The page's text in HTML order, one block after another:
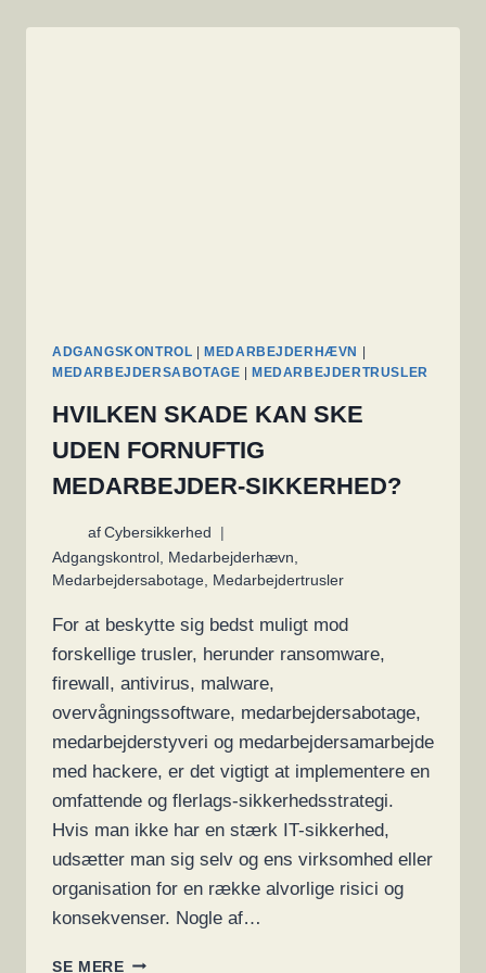
ADGANGSKONTROL MEDARBEJDERHÆVN
MEDARBEJDERSABOTAGE
MEDARBEJDERTRUSLER
HVILKEN SKADE KAN SKE
UDEN FORNUFTIG
MEDARBEJDER-SIKKERHED?
af Cybersikkerhed
Adgangskontrol Medarbejderhævn
Medarbejdersabotage Medarbejdertrusler
For at beskytte sig bedst muligt mod
forskellige trusler, herunder ransomware,
firewall, antivirus, malware,
overvågningssoftware, medarbejdersabotage,
medarbejderstyveri og medarbejdersamarbejde
med hackere, er det vigtigt at implementere en
omfattende og flerlags-sikkerhedsstrategi.
Hvis man ikke har en stærk IT-sikkerhed,
udsætter man sig selv og ens virksomhed eller
organisation for en række alvorlige risici og
konsekvenser. Nogle af…
SE MEREHVILKEN